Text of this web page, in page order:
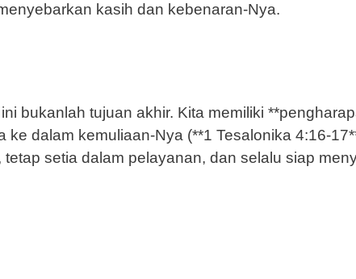
kasih dan kebenaran-Nya.
bukanlah tujuan akhir. Kita memiliki
dalam kemuliaan-Nya (**1 Tesalonika 4:16-
setia dalam pelayanan, dan selalu siap